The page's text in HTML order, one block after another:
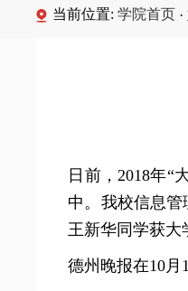
当前位置:学院首页 ·
日前，2018年“
中。我校信息管
王新华同学获大
德州晚报在10月